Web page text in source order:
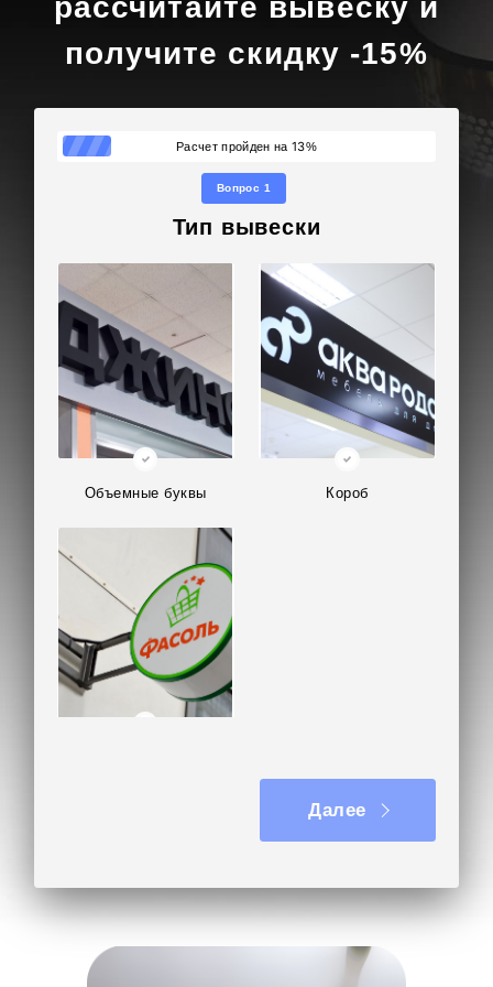
получите скидку -15%
Расчет пройден на 13%
Вопрос 1
Тип вывески
Объемные буквы Короб
Далее